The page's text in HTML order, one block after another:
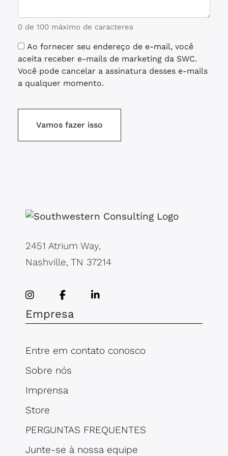
0 de 100 máximo de caracteres
Consentimento
Ao fornecer seu endereço de e-mail, você
aceita receber e-mails de marketing da SWC.
Você pode cancelar a assinatura desses e-mails
a qualquer momento.
2451 Atrium Way,
Nashville, TN 37214
Empresa
Entre em contato conosco
Sobre nós
Imprensa
Store
PERGUNTAS FREQUENTES
Junte-se à nossa equipe